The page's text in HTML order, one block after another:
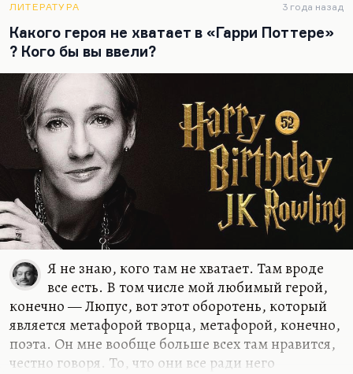
«Гарри Поттер».
ЛИТЕРАТУРА 3 года назад
Какого героя не хватает в «Гарри Поттере»
? Кого бы вы ввели?
Я не знаю, кого там не хватает. Там вроде
все есть. В том числе мой любимый герой,
конечно — Люпус, вот этот оборотень, который
является метафорой творца, метафорой, конечно,
поэта. Он мне вообще больше всех там нравится,
честно говоря. То, что они все ради него